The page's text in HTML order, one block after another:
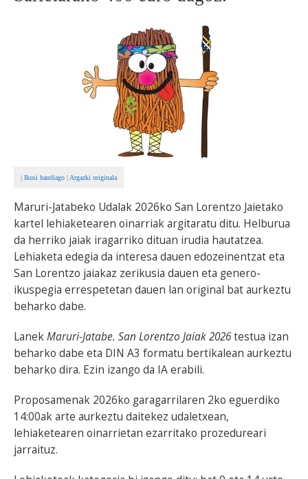
... AUKERA GEHIAGO
| Ikusi handiago |Argazki originala
Maruri-Jatabeko Udalak 2026ko San Lorentzo Jaietako
kartel lehiaketearen oinarriak argitaratu ditu. Helburua
da herriko jaiak iragarriko dituan irudia hautatzea.
Lehiaketa edegia da interesa dauen edozeinentzat eta
San Lorentzo jaiakaz zerikusia dauen eta genero-
ikuspegia errespetetan dauen lan original bat aurkeztu
beharko dabe.
LanekMaruri-Jatabe. San Lorentzo Jaiak 2026testua izan
beharko dabe eta DIN A3 formatu bertikalean aurkeztu
beharko dira. Ezin izango da IA erabili.
Proposamenak 2026ko garagarrilaren 2ko eguerdiko
14:00ak arte aurkeztu daitekez udaletxean,
lehiaketearen oinarrietan ezarritako prozedureari
jarraituz.